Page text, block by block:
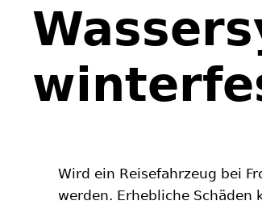
Wird ein Reisefahrzeug bei
werden. Erhebliche